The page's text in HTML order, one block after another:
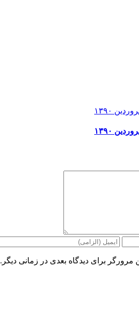
۱۳۹۰
۱۳۹۰
مرورگر برای دیدگاه بعدی در زمانی دیگر.